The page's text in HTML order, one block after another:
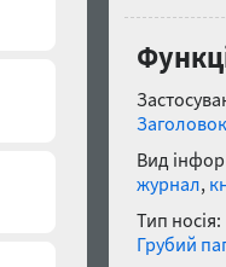
Заголовок
Вид
журнал,
Тип носія:
Грубий